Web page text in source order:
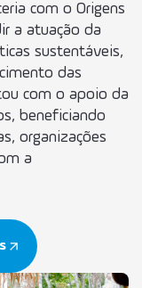
com o Origens
a atuação da
sustentáveis,
das
com o apoio da
beneficiando
organizações
a